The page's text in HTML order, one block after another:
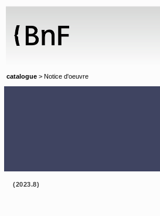
catalogue > Notice d'oeuvre
(2023.8)